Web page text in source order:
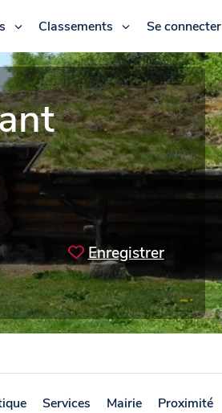
Classements Se connecter
Enregistrer
Services Mairie Proximité